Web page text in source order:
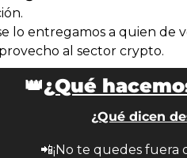
lo entregamos a quien de
al sector crypto.
👑¿Qué
¿Qué dicen
📲¡No te quedes fuera